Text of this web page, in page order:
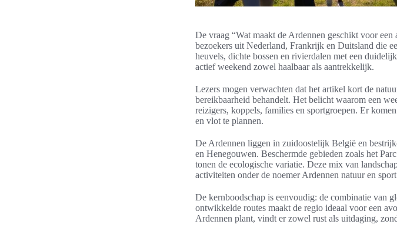
De vraag “Wat maakt de Ardennen geschikt voor
bezoekers uit Nederland, Frankrijk en Duitsland die
heuvels, dichte bossen en rivierdalen met een
actief weekend zowel haalbaar als aantrekkelijk.
Lezers mogen verwachten dat het artikel kort de
bereikbaarheid behandelt. Het belicht waarom een
reizigers, koppels, families en sportgroepen. Er
en vlot te plannen.
De Ardennen liggen in zuidoostelijk België en
en Henegouwen. Beschermde gebieden zoals het
tonen de ecologische variatie. Deze mix van
activiteiten onder de noemer Ardennen natuur en
De kernboodschap is eenvoudig: de combinatie van
ontwikkelde routes maakt de regio ideaal voor een
Ardennen plant, vindt er zowel rust als uitdaging,